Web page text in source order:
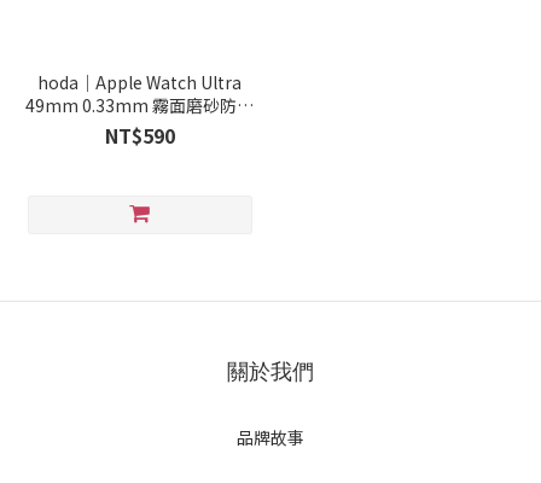
hoda｜Apple Watch Ultra
49mm 0.33mm 霧面磨砂防眩
光玻璃保護貼
NT$590
關於我們
品牌故事